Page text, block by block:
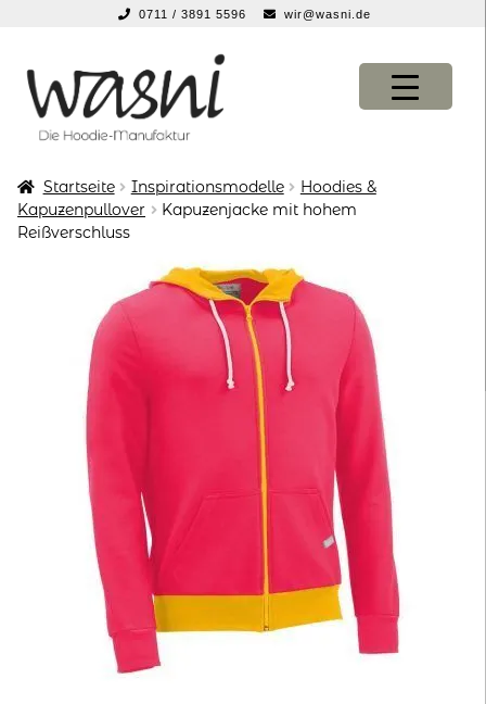
0711 / 3891 5596 wir@wasni.de
Navigation
springen
Inhalt
springen
KONFIGURATOR
KONFIGURATOR
Startseite Inspirationsmodelle
Hoodies &
Kapuzenpullover
Kapuzenjacke mit hohem
Reißverschluss